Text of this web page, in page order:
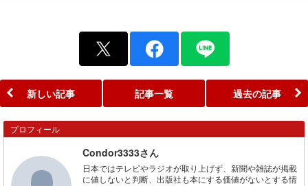
新しい記事 記事一覧 過去の記事
プロフィール
Condor3333さん
日本ではテレビやラジオが取り上げず、新聞や雑誌が掲載
に値しないと判断、出版社も本にする価値がないとする情